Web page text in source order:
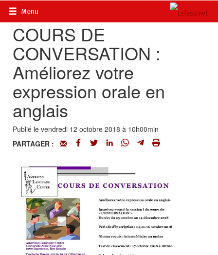
Menu
Accueil> Stages, bourses, formation
COURS DE
CONVERSATION :
Améliorez votre
expression orale en
anglais
Publié le vendredi 12 octobre 2018 à 10h00min
PARTAGER :